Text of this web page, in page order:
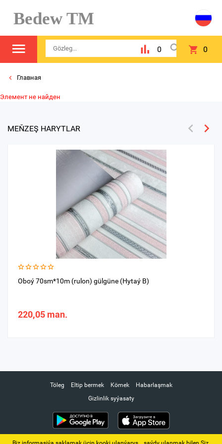
Bedew TM
0 0
Главная
Элемент не найден
MEŇZEŞ HARYTLAR
Oboý 70sm*10m (rulon) gülgüne (Hytaý B)
220,05 man.
Töleg Eltip bermek Kömek
Habarlaşmak
Gizlinlik syýasaty